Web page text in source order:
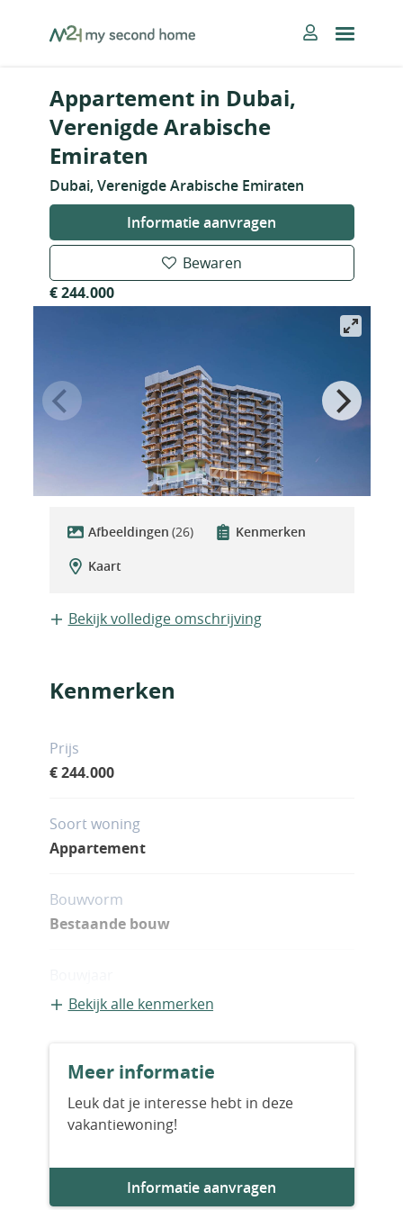
MySecondHome
Appartement in Dubai,
Verenigde Arabische
Emiraten
Dubai, Verenigde Arabische Emiraten
Informatie aanvragen
Bewaren
€ 244.000
Afbeeldingen (26)
Kenmerken
Kaart
Bekijk volledige omschrijving
Kenmerken
Prijs
€ 244.000
Soort woning
Appartement
Bouwvorm
Bestaande bouw
2028
Aantal badkamers
Woningfaciliteiten
Bekijk alle kenmerken
Meer informatie
Leuk dat je interesse hebt in deze
vakantiewoning!
Informatie aanvragen